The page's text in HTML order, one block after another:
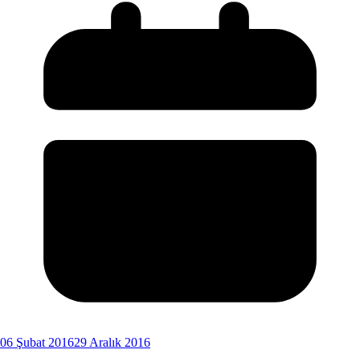
06 Şubat 201629 Aralık 2016